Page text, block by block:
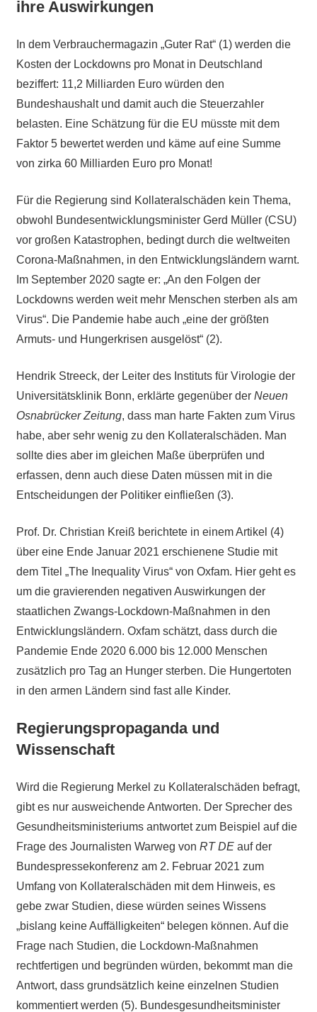
ihre Auswirkungen
In dem Verbrauchermagazin „Guter Rat“ (1) werden die
Kosten der Lockdowns pro Monat in Deutschland
beziffert: 11,2 Milliarden Euro würden den
Bundeshaushalt und damit auch die Steuerzahler
belasten. Eine Schätzung für die EU müsste mit dem
Faktor 5 bewertet werden und käme auf eine Summe
von zirka 60 Milliarden Euro pro Monat!
Für die Regierung sind Kollateralschäden kein Thema,
obwohl Bundesentwicklungsminister Gerd Müller (CSU)
vor großen Katastrophen, bedingt durch die weltweiten
Corona-Maßnahmen, in den Entwicklungsländern warnt.
Im September 2020 sagte er: „An den Folgen der
Lockdowns werden weit mehr Menschen sterben als am
Virus“. Die Pandemie habe auch „eine der größten
Armuts- und Hungerkrisen ausgelöst“ (2).
Hendrik Streeck, der Leiter des Instituts für Virologie der
Universitätsklinik Bonn, erklärte gegenüber der Neuen
Osnabrücker Zeitung, dass man harte Fakten zum Virus
habe, aber sehr wenig zu den Kollateralschäden. Man
sollte dies aber im gleichen Maße überprüfen und
erfassen, denn auch diese Daten müssen mit in die
Entscheidungen der Politiker einfließen (3).
Prof. Dr. Christian Kreiß berichtete in einem Artikel (4)
über eine Ende Januar 2021 erschienene Studie mit
dem Titel „The Inequality Virus“ von Oxfam. Hier geht es
um die gravierenden negativen Auswirkungen der
staatlichen Zwangs-Lockdown-Maßnahmen in den
Entwicklungsländern. Oxfam schätzt, dass durch die
Pandemie Ende 2020 6.000 bis 12.000 Menschen
zusätzlich pro Tag an Hunger sterben. Die Hungertoten
in den armen Ländern sind fast alle Kinder.
Regierungspropaganda und
Wissenschaft
Wird die Regierung Merkel zu Kollateralschäden befragt,
gibt es nur ausweichende Antworten. Der Sprecher des
Gesundheitsministeriums antwortet zum Beispiel auf die
Frage des Journalisten Warweg von RT DEauf der
Bundespressekonferenz am 2. Februar 2021 zum
Umfang von Kollateralschäden mit dem Hinweis, es
gebe zwar Studien, diese würden seines Wissens
„bislang keine Auffälligkeiten“ belegen können. Auf die
Frage nach Studien, die Lockdown-Maßnahmen
rechtfertigen und begründen würden, bekommt man die
Antwort, dass grundsätzlich keine einzelnen Studien
kommentiert werden (5). Bundesgesundheitsminister